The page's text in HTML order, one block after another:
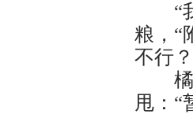
“我
粮，“
不行
橘猫
甩：